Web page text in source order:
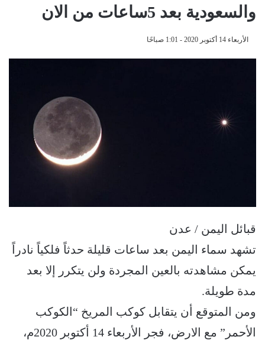
والسعودية بعد 5ساعات من الان
الأربعاء 14 أكتوبر 2020 - 1:01 صباحًا
قبائل اليمن / عدن
تشهد سماء اليمن بعد ساعات قليلة حدثاً فلكياً نادراً
يمكن مشاهدته بالعين المجردة ولن يتكرر إلا بعد
مدة طويلة.
ومن المتوقع أن يتقابل كوكب المريخ “الكوكب
الأحمر” مع الارض، فجر الأربعاء 14 أكتوبر 2020م،